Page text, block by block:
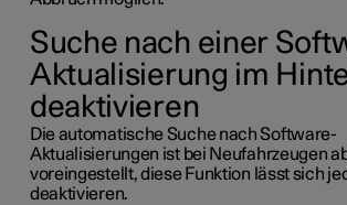
Suche nach einer
Aktualisierung im
deaktivieren
Die automatische Suche nach Software-
Aktualisierungen ist bei Neufahrzeugen
voreingestellt, diese Funktion lässt sich
deaktivieren.